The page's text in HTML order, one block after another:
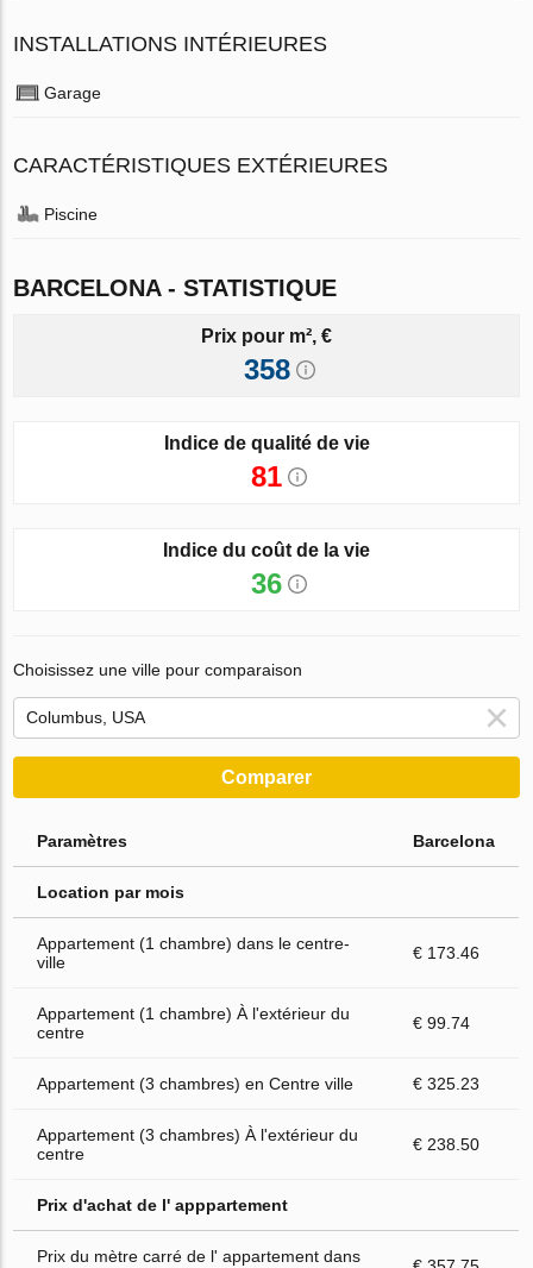
INSTALLATIONS INTÉRIEURES
Garage
CARACTÉRISTIQUES EXTÉRIEURES
Piscine
BARCELONA - STATISTIQUE
Prix pour m², €
358
Indice de qualité de vie
81
Indice du coût de la vie
36
Choisissez une ville pour comparaison
Comparer
Paramètres Barcelona
Location par mois
Appartement (1 chambre) dans le centre-
ville
€ 173.46
Appartement (1 chambre) À l'extérieur du
centre
€ 99.74
Appartement (3 chambres) en Centre ville € 325.23
Appartement (3 chambres) À l'extérieur du
centre
€ 238.50
Prix d'achat de l' apppartement
Prix du mètre carré de l' appartement dans